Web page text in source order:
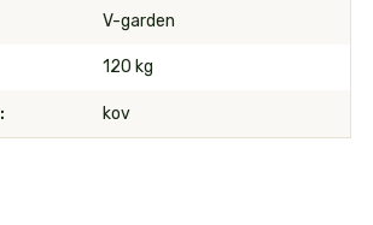
V-garden
120 kg
kov